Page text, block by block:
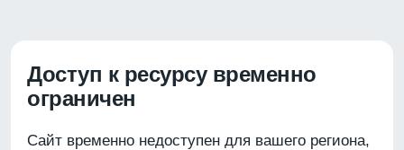
Доступ к ресурсу временно
ограничен
Сайт временно недоступен для вашего региона,